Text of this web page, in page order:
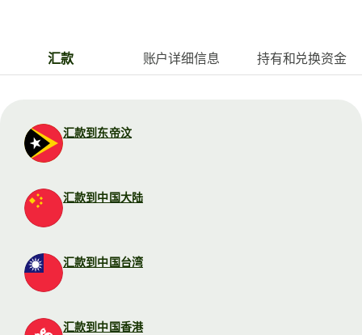
汇款 账户详细信息 持有和兑换资金
汇款到东帝汶
汇款到中国大陆
汇款到中国台湾
汇款到中国香港